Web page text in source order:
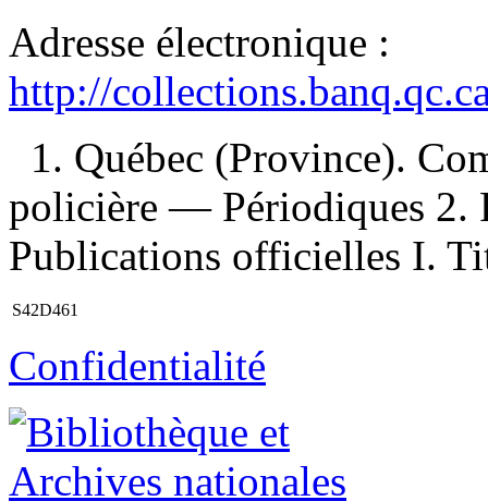
Adresse électronique :
http://
1. Québec (Province).
policière — Périodiques 2.
Publications officielles I.
S42D461
Confidentialité